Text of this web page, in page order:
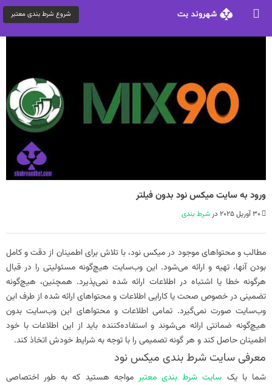
شروع شرط بندی معتبر
ورود به سایت میکس نود بدون فیلتر
30 آوریل 2025 در شرط بندی
مطالب و محتواهای موجود در میکس نود، با تلاش برای اطمینان از دقت و کامل
بودن آنها، تهیه و ارائه می‌شود. این وب‌سایت هیچ‌گونه مسئولیتی را در قبال
هرگونه خطا یا اشتباه در اطلاعات ارائه شده نمی‌پذیرد. همچنین، هیچ‌گونه
تضمینی در خصوص صحت یا کارایی اطلاعات و محتواهای ارائه شده از طرف این
وب‌سایت صورت نمی‌گیرد. تمامی اطلاعات و محتواهای این وب‌سایت بدون
هیچ‌گونه ضمانتی ارائه می‌شوند و استفاده‌کننده باید از این اطلاعات با خود
اطمینان حاصل کند و هر گونه تصمیمی را با توجه به شرایط خودش اتخاذ کند.
معرفی سایت شرط بندی میکس نود
شما با یک سایت شرط بندی معتبر مواجه هستید که به طور اختصاصی